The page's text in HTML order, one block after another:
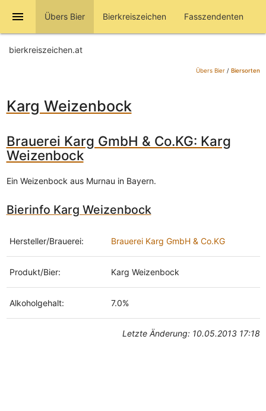
menu Übers Bier Bierkreiszeichen Fasszendenten
bierkreiszeichen.at
Übers Bier/ Biersorten
Karg Weizenbock
Brauerei Karg GmbH & Co.KG: Karg
Weizenbock
Ein Weizenbock aus Murnau in Bayern.
Bierinfo Karg Weizenbock
Hersteller/Brauerei: Brauerei Karg GmbH & Co.KG
Produkt/Bier: Karg Weizenbock
Alkoholgehalt: 7.0%
Letzte Änderung: 10.05.2013 17:18